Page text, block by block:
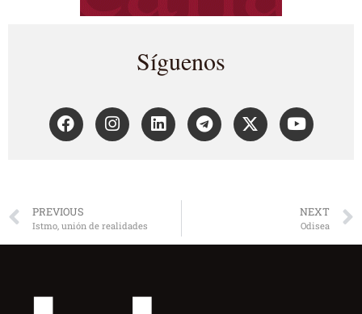
Síguenos
PREVIOUS
Istmo, unión de realidades
NEXT
Odisea